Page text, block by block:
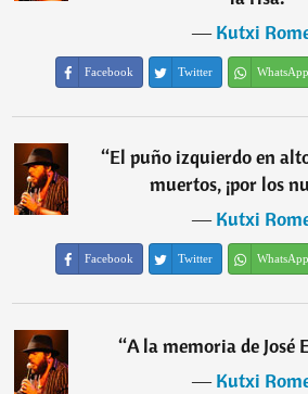
―Kutxi
Facebook Twitter WhatsApp
“El puño izquierdo en
muertos, ¡por los
―Kutxi
Facebook Twitter WhatsApp
“A la memoria de José
―Kutxi